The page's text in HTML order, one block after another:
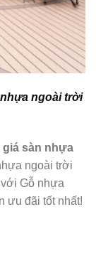
ngoài trời
giá sàn nhựa
ngoài trời
Gỗ nhựa
ưu đãi tốt nhất!